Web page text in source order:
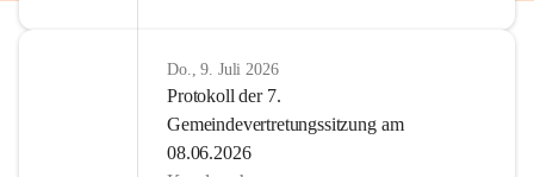
Do., 9. Juli 2026
Protokoll der 7.
Gemeindevertretungssitzung am
08.06.2026